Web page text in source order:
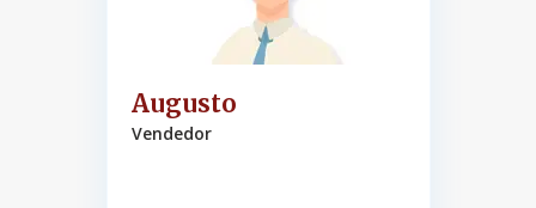
Augusto
Vendedor